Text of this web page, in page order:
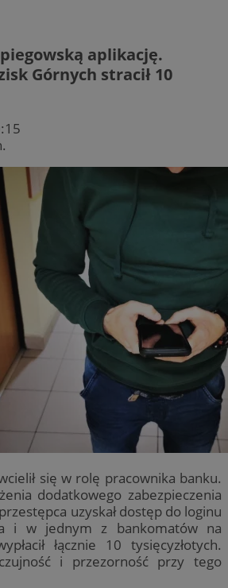
aplikację.
Górnych stracił 10
się w rolę pracownika banku.
dodatkowego zabezpieczenia
uzyskał dostęp do loginu
i w jednym z bankomatów na
łącznie 10 tysięcyzłotych.
i przezorność przy tego